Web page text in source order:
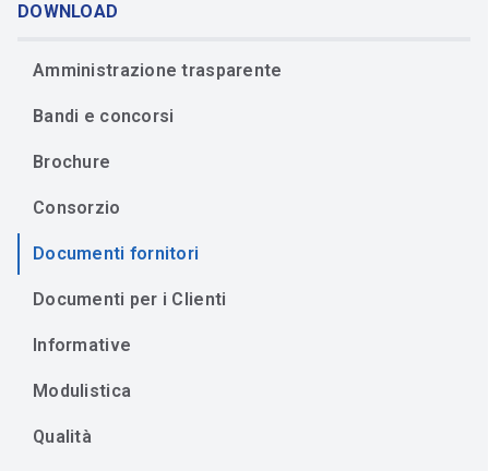
DOWNLOAD
Amministrazione trasparente
Bandi e concorsi
Brochure
Consorzio
Documenti fornitori
Documenti per i Clienti
Informative
Modulistica
Qualità